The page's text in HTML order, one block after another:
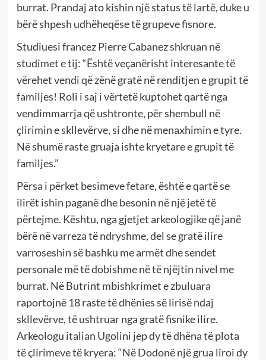
burrat. Prandaj ato kishin një status të lartë, duke u
bërë shpesh udhëheqëse të grupeve fisnore.
Studiuesi francez Pierre Cabanez shkruan në
studimet e tij: “Është veçanërisht interesante të
vërehet vendi që zënë gratë në renditjen e grupit të
familjes! Roli i saj i vërtetë kuptohet qartë nga
vendimmarrja që ushtronte, për shembull në
çlirimin e skllevërve, si dhe në menaxhimin e tyre.
Në shumë raste gruaja ishte kryetare e grupit të
familjes.”
Përsa i përket besimeve fetare, është e qartë se
ilirët ishin paganë dhe besonin në një jetë të
përtejme. Kështu, nga gjetjet arkeologjike që janë
bërë në varreza të ndryshme, del se gratë ilire
varroseshin së bashku me armët dhe sendet
personale më të dobishme në të njëjtin nivel me
burrat. Në Butrint mbishkrimet e zbuluara
raportojnë 18 raste të dhënies së lirisë ndaj
skllevërve, të ushtruar nga gratë fisnike ilire.
Arkeologu italian Ugolini jep dy të dhëna të plota
të çlirimeve të kryera: “Në Dodonë një grua liroi dy